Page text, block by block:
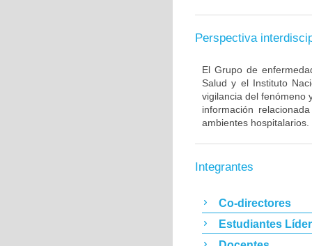
Perspectiva
El Grupo de
Salud y el Instituto
vigilancia del fenómeno
información
ambientes hospitalarios.
Integrantes
Co-directores
Estudiantes